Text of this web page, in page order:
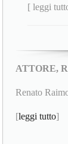
[ leggi
ATTORE,
Renato
[leggi tutto]